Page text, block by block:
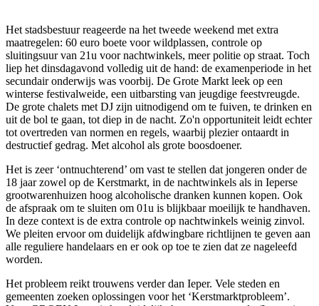
Het stadsbestuur reageerde na het tweede weekend met extra
maatregelen: 60 euro boete voor wildplassen, controle op
sluitingsuur van 21u voor nachtwinkels, meer politie op straat. Toch
liep het dinsdagavond volledig uit de hand: de examenperiode in het
secundair onderwijs was voorbij. De Grote Markt leek op een
winterse festivalweide, een uitbarsting van jeugdige feestvreugde.
De grote chalets met DJ zijn uitnodigend om te fuiven, te drinken en
uit de bol te gaan, tot diep in de nacht. Zo'n opportuniteit leidt echter
tot overtreden van normen en regels, waarbij plezier ontaardt in
destructief gedrag. Met alcohol als grote boosdoener.
Het is zeer ‘ontnuchterend’ om vast te stellen dat jongeren onder de
18 jaar zowel op de Kerstmarkt, in de nachtwinkels als in Ieperse
grootwarenhuizen hoog alcoholische dranken kunnen kopen. Ook
de afspraak om te sluiten om 01u is blijkbaar moeilijk te handhaven.
In deze context is de extra controle op nachtwinkels weinig zinvol.
We pleiten ervoor om duidelijk afdwingbare richtlijnen te geven aan
alle reguliere handelaars en er ook op toe te zien dat ze nageleefd
worden.
Het probleem reikt trouwens verder dan Ieper. Vele steden en
gemeenten zoeken oplossingen voor het ‘Kerstmarktprobleem’.